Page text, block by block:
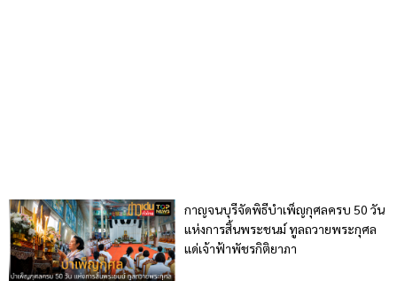
กาญจนบุรีจัดพิธีบำเพ็ญกุศลครบ 50 วัน
แห่งการสิ้นพระชนม์ ทูลถวายพระกุศล
แด่เจ้าฟ้าพัชรกิติยาภา